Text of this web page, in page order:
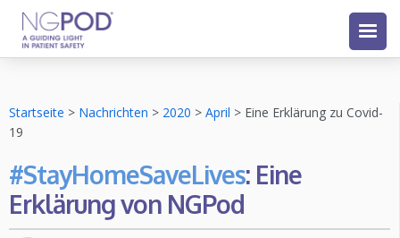
Startseite > Nachrichten > 2020 > April > Eine Erklärung zu Covid-
19
#StayHomeSaveLives: Eine
Erklärung von NGPod